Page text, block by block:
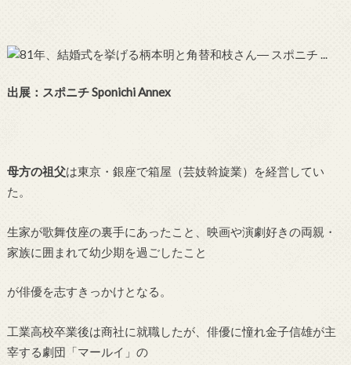
出展：スポニチ Sponichi Annex
母方の祖父は東京・銀座で箱屋（芸妓斡旋業）を経営してい
た。
生家が歌舞伎座の裏手にあったこと、映画や演劇好きの両親・
家族に囲まれて幼少期を過ごしたこと
が俳優を志すきっかけとなる。
工業高校卒業後は商社に就職したが、俳優に憧れ金子信雄が主
宰する劇団「マールイ」の